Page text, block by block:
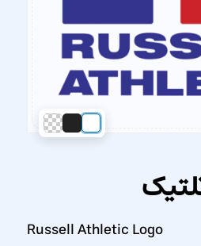
Russell Athletic Logo